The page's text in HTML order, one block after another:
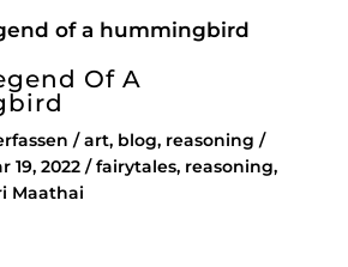
Of A
/art, blog, reasoning /
19, 2022 /fairytales, reasoning,
Maathai